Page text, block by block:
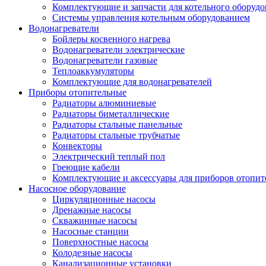
Комплектующие и запчасти для котельного
Системы управления котельным оборудованием
Водонагреватели
Бойлеры косвенного нагрева
Водонагреватели электрические
Водонагреватели газовые
Теплоаккумуляторы
Комплектующие для водонагревателей
Приборы отопительные
Радиаторы алюминиевые
Радиаторы биметаллические
Радиаторы стальные панельные
Радиаторы стальные трубчатые
Конвекторы
Электрический теплый пол
Греющие кабели
Комплектующие и аксессуары для приборов
Насосное оборудование
Циркуляционные насосы
Дренажные насосы
Скважинные насосы
Насосные станции
Поверхностные насосы
Колодезные насосы
Канализационные установки